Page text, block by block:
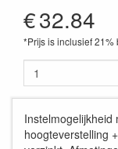
€32.84
*Prijs is inclusief 21%
Instelmogelijkheid
hoogteverstelling